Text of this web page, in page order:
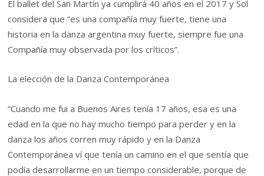
El ballet del San Martín ya cumplirá 40 años en el 2017 y Sol
considera que “es una compañía muy fuerte, tiene una
historia en la danza argentina muy fuerte, siempre fue una
Compañía muy observada por los críticos”.
La elección de la Danza Contemporánea
“Cuando me fui a Buenos Aires tenía 17 años, esa es una
edad en la que no hay mucho tiempo para perder y en la
danza los años corren muy rápido y en la Danza
Contemporánea ví que tenía un camino en el que sentía que
podía desarrollarme en un tiempo considerable, porque de